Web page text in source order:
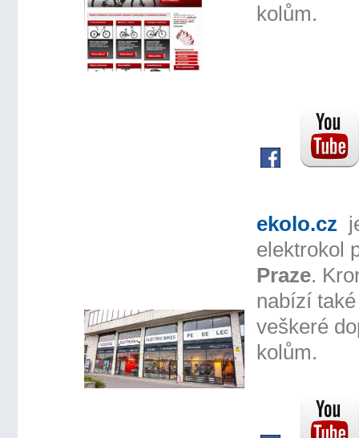
kolům.
ekolo.cz
elektrokol
Praze.
nabízí také
veškeré
kolům.